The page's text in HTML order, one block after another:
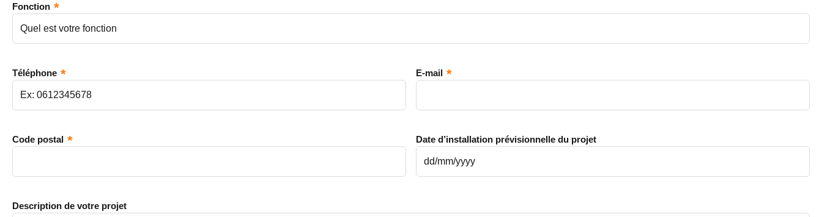
Fonction
Téléphone E-mail
Code postal Date d’installation prévisionnelle du projet
Description de votre projet